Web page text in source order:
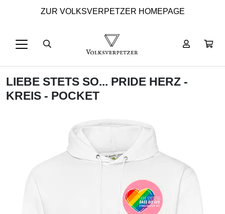
ZUR VOLKSVERPETZER HOMEPAGE
LIEBE STETS SO... PRIDE HERZ -
KREIS - POCKET